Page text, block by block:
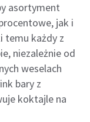
asortyment
jak i
temu każdy z
niezależnie od
weselach
bary z
koktajle na